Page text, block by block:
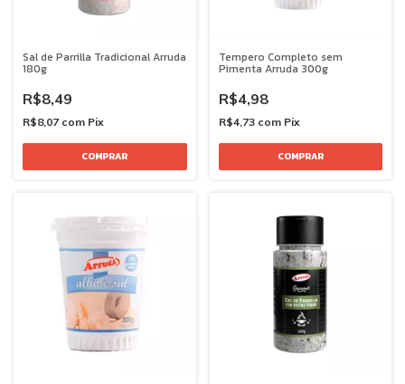
Sal de Parrilla Tradicional Arruda
180g
R$8,49
R$8,07 com Pix
Tempero Completo sem
Pimenta Arruda 300g
R$4,98
R$4,73 com Pix